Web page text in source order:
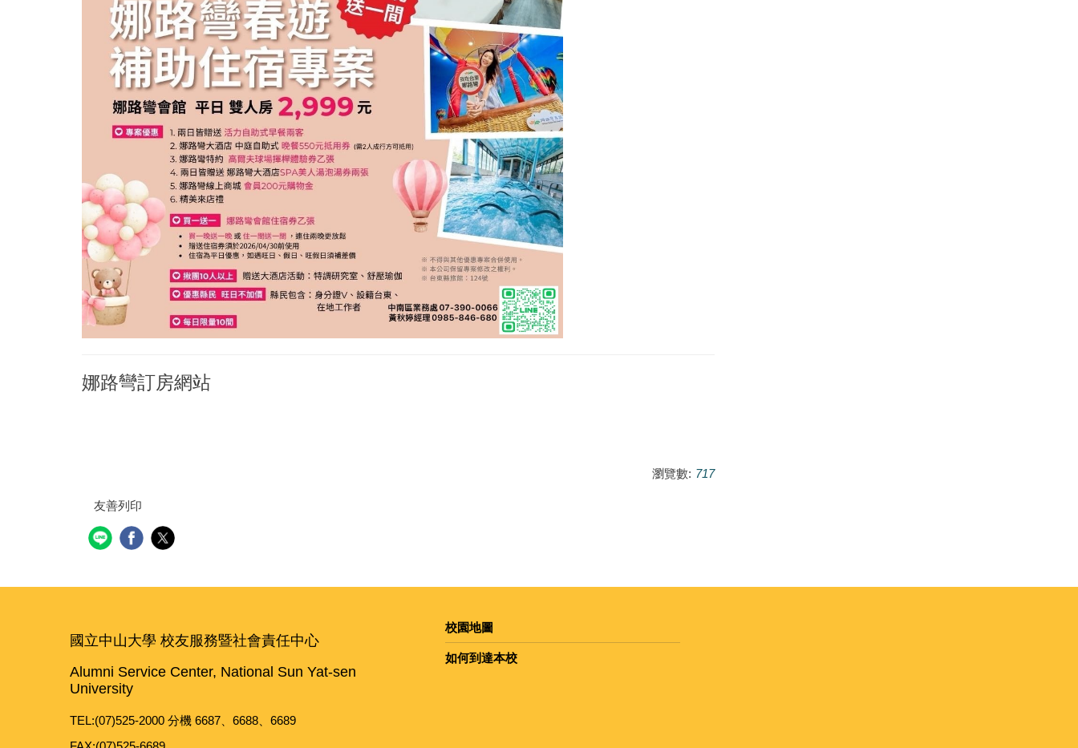
娜路彎訂房網站
瀏覽數: 717
友善列印
國立中山大學 校友服務暨社會責任中心
Alumni Service Center, National Sun Yat-sen
University
TEL:(07)525-2000 分機 6687、6688、6689
校園地圖
如何到達本校